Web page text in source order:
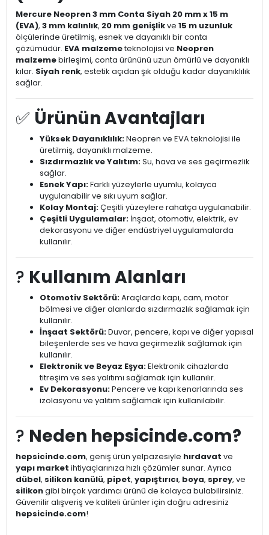
Mercure Neopren 3 mm Conta Siyah 20 mm x 15 m
(EVA), 3 mm kalınlık, 20 mm genişlikve 15 m uzunluk
ölçülerinde üretilmiş, esnek ve dayanıklı bir conta
çözümüdür. EVA malzemeteknolojisi ve Neopren
malzemebirleşimi, conta ürününü uzun ömürlü ve dayanıklı
kılar. Siyah renk, estetik açıdan şık olduğu kadar dayanıklılık
sağlar.
✅ Ürünün Avantajları
Yüksek Dayanıklılık:Neopren ve EVA teknolojisi ile
üretilmiş, dayanıklı malzeme.
Sızdırmazlık ve Yalıtım:Su, hava ve ses geçirmezlik
sağlar.
Esnek Yapı:Farklı yüzeylerle uyumlu, kolayca
uygulanabilir ve sıkı uyum sağlar.
Kolay Montaj:Çeşitli yüzeylere rahatça uygulanabilir.
Çeşitli Uygulamalar: İnşaat, otomotiv, elektrik, ev
dekorasyonu ve diğer endüstriyel uygulamalarda
kullanılır.
?️ Kullanım Alanları
Otomotiv Sektörü:Araçlarda kapı, cam, motor
bölmesi ve diğer alanlarda sızdırmazlık sağlamak için
kullanılır.
İnşaat Sektörü:Duvar, pencere, kapı ve diğer yapısal
bileşenlerde ses ve hava geçirmezlik sağlamak için
kullanılır.
Elektronik ve Beyaz Eşya:Elektronik cihazlarda
titreşim ve ses yalıtımı sağlamak için kullanılır.
Ev Dekorasyonu:Pencere ve kapı kenarlarında ses
izolasyonu ve yalıtım sağlamak için kullanılabilir.
? Neden hepsicinde.com?
hepsicinde.com, geniş ürün yelpazesiyle hırdavat ve
yapı market ihtiyaçlarınıza hızlı çözümler sunar. Ayrıca
dübel, silikon kanülü, pipet, yapıştırıcı, boya, sprey, ve
silikongibi birçok yardımcı ürünü de kolayca bulabilirsiniz.
Güvenilir alışveriş ve kaliteli ürünler için doğru adresiniz
hepsicinde.com!